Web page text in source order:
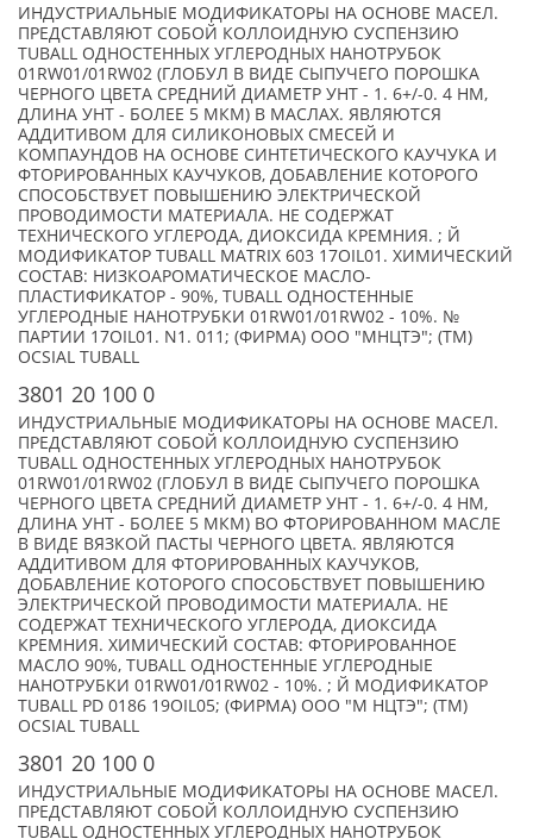
ИНДУСТРИАЛЬНЫЕ МОДИФИКАТОРЫ НА ОСНОВЕ МАСЕЛ.
ПРЕДСТАВЛЯЮТ СОБОЙ КОЛЛОИДНУЮ СУСПЕНЗИЮ
TUBALL ОДНОСТЕННЫХ УГЛЕРОДНЫХ НАНОТРУБОК
01RW01/01RW02 (ГЛОБУЛ В ВИДЕ СЫПУЧЕГО ПОРОШКА
ЧЕРНОГО ЦВЕТА СРЕДНИЙ ДИАМЕТР УНТ - 1. 6+/-0. 4 НМ,
ДЛИНА УНТ - БОЛЕЕ 5 МКМ) В МАСЛАХ. ЯВЛЯЮТСЯ
АДДИТИВОМ ДЛЯ СИЛИКОНОВЫХ СМЕСЕЙ И
КОМПАУНДОВ НА ОСНОВЕ СИНТЕТИЧЕСКОГО КАУЧУКА И
ФТОРИРОВАННЫХ КАУЧУКОВ, ДОБАВЛЕНИЕ КОТОРОГО
СПОСОБСТВУЕТ ПОВЫШЕНИЮ ЭЛЕКТРИЧЕСКОЙ
ПРОВОДИМОСТИ МАТЕРИАЛА. НЕ СОДЕРЖАТ
ТЕХНИЧЕСКОГО УГЛЕРОДА, ДИОКСИДА КРЕМНИЯ. ; Й
МОДИФИКАТОР TUBALL MATRIX 603 17OIL01. ХИМИЧЕСКИЙ
СОСТАВ: НИЗКОАРОМАТИЧЕСКОЕ МАСЛО-
ПЛАСТИФИКАТОР - 90%, TUBALL ОДНОСТЕННЫЕ
УГЛЕРОДНЫЕ НАНОТРУБКИ 01RW01/01RW02 - 10%. №
ПАРТИИ 17OIL01. N1. 011; (ФИРМА) ООО "МНЦТЭ"; (TM)
OCSIAL TUBALL
3801 20 100 0
ИНДУСТРИАЛЬНЫЕ МОДИФИКАТОРЫ НА ОСНОВЕ МАСЕЛ.
ПРЕДСТАВЛЯЮТ СОБОЙ КОЛЛОИДНУЮ СУСПЕНЗИЮ
TUBALL ОДНОСТЕННЫХ УГЛЕРОДНЫХ НАНОТРУБОК
01RW01/01RW02 (ГЛОБУЛ В ВИДЕ СЫПУЧЕГО ПОРОШКА
ЧЕРНОГО ЦВЕТА СРЕДНИЙ ДИАМЕТР УНТ - 1. 6+/-0. 4 НМ,
ДЛИНА УНТ - БОЛЕЕ 5 МКМ) ВО ФТОРИРОВАННОМ МАСЛЕ
В ВИДЕ ВЯЗКОЙ ПАСТЫ ЧЕРНОГО ЦВЕТА. ЯВЛЯЮТСЯ
АДДИТИВОМ ДЛЯ ФТОРИРОВАННЫХ КАУЧУКОВ,
ДОБАВЛЕНИЕ КОТОРОГО СПОСОБСТВУЕТ ПОВЫШЕНИЮ
ЭЛЕКТРИЧЕСКОЙ ПРОВОДИМОСТИ МАТЕРИАЛА. НЕ
СОДЕРЖАТ ТЕХНИЧЕСКОГО УГЛЕРОДА, ДИОКСИДА
КРЕМНИЯ. ХИМИЧЕСКИЙ СОСТАВ: ФТОРИРОВАННОЕ
МАСЛО 90%, TUBALL ОДНОСТЕННЫЕ УГЛЕРОДНЫЕ
НАНОТРУБКИ 01RW01/01RW02 - 10%. ; Й МОДИФИКАТОР
TUBALL PD 0186 19OIL05; (ФИРМА) ООО "М НЦТЭ"; (TM)
OCSIAL TUBALL
3801 20 100 0
ИНДУСТРИАЛЬНЫЕ МОДИФИКАТОРЫ НА ОСНОВЕ МАСЕЛ.
ПРЕДСТАВЛЯЮТ СОБОЙ КОЛЛОИДНУЮ СУСПЕНЗИЮ
TUBALL ОДНОСТЕННЫХ УГЛЕРОДНЫХ НАНОТРУБОК